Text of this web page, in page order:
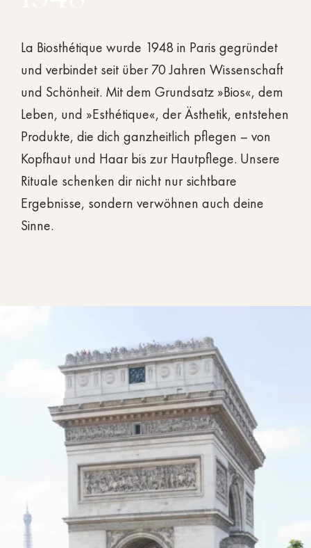
La Biosthétique wurde 1948 in Paris gegründet
und verbindet seit über 70 Jahren Wissenschaft
und Schönheit. Mit dem Grundsatz »Bios«, dem
Leben, und »Esthétique«, der Ästhetik, entstehen
Produkte, die dich ganzheitlich pflegen – von
Kopfhaut und Haar bis zur Hautpflege. Unsere
Rituale schenken dir nicht nur sichtbare
Ergebnisse, sondern verwöhnen auch deine
Sinne.